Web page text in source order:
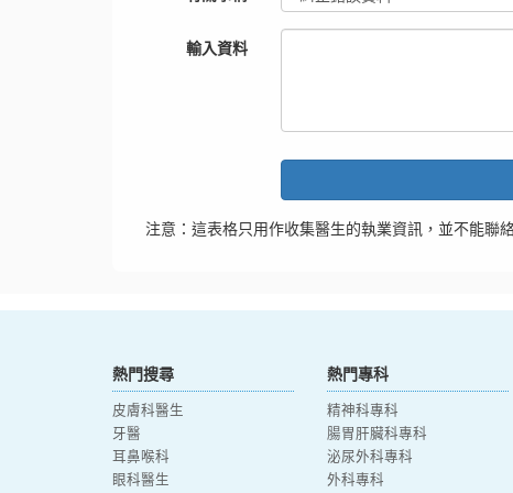
輸入資料
注意：這表格只用作收集醫生的執業資訊，並不能聯
熱門搜尋
皮膚科醫生
牙醫
耳鼻喉科
眼科醫生
熱門專科
精神科專科
腸胃肝臟科專科
泌尿外科專科
外科專科